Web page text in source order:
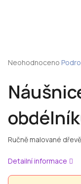
Ručně malované
Detailní informace
Průměrné
je
0,0
5
Neohodnoceno